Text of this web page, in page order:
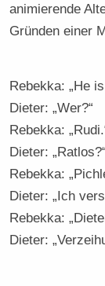
animierende
Gründen einer
Rebekka: „He
Dieter: „Wer?“
Rebekka:
Dieter: „Ratlos?“
Rebekka:
Dieter: „Ich
Rebekka:
Dieter: